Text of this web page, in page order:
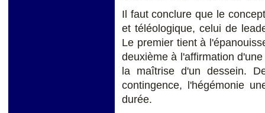
Il faut conclure que le
et téléologique, celui de
Le premier tient à
deuxième à l'affirmation
la maîtrise d'un dessein.
contingence, l'hégémonie
durée.